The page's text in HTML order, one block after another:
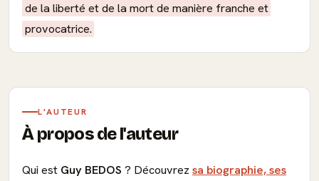
de la liberté et de la mort de manière franche et
provocatrice.
L'AUTEUR
À propos de l'auteur
Qui est Guy BEDOS ? Découvrez sa biographie, ses